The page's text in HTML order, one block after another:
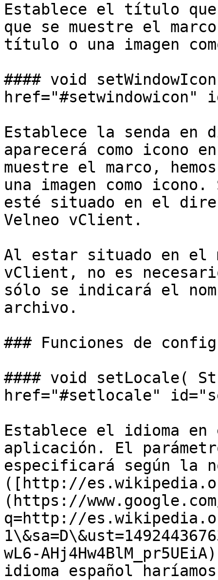
Establece el título que
que se muestre el
título o una imagen
#### void
href="#setwindowicon"
Establece la senda en
aparecerá como icono
muestre el marco,
una imagen como
esté situado en el
Velneo vClient.
Al estar situado en el
vClient, no es
sólo se indicará el
archivo.
### Funciones de
#### void setLocale(
href="#setlocale"
Establece el idioma
aplicación. El
especificará según la
([http://
(https://
q=http://
wL6-
idioma español